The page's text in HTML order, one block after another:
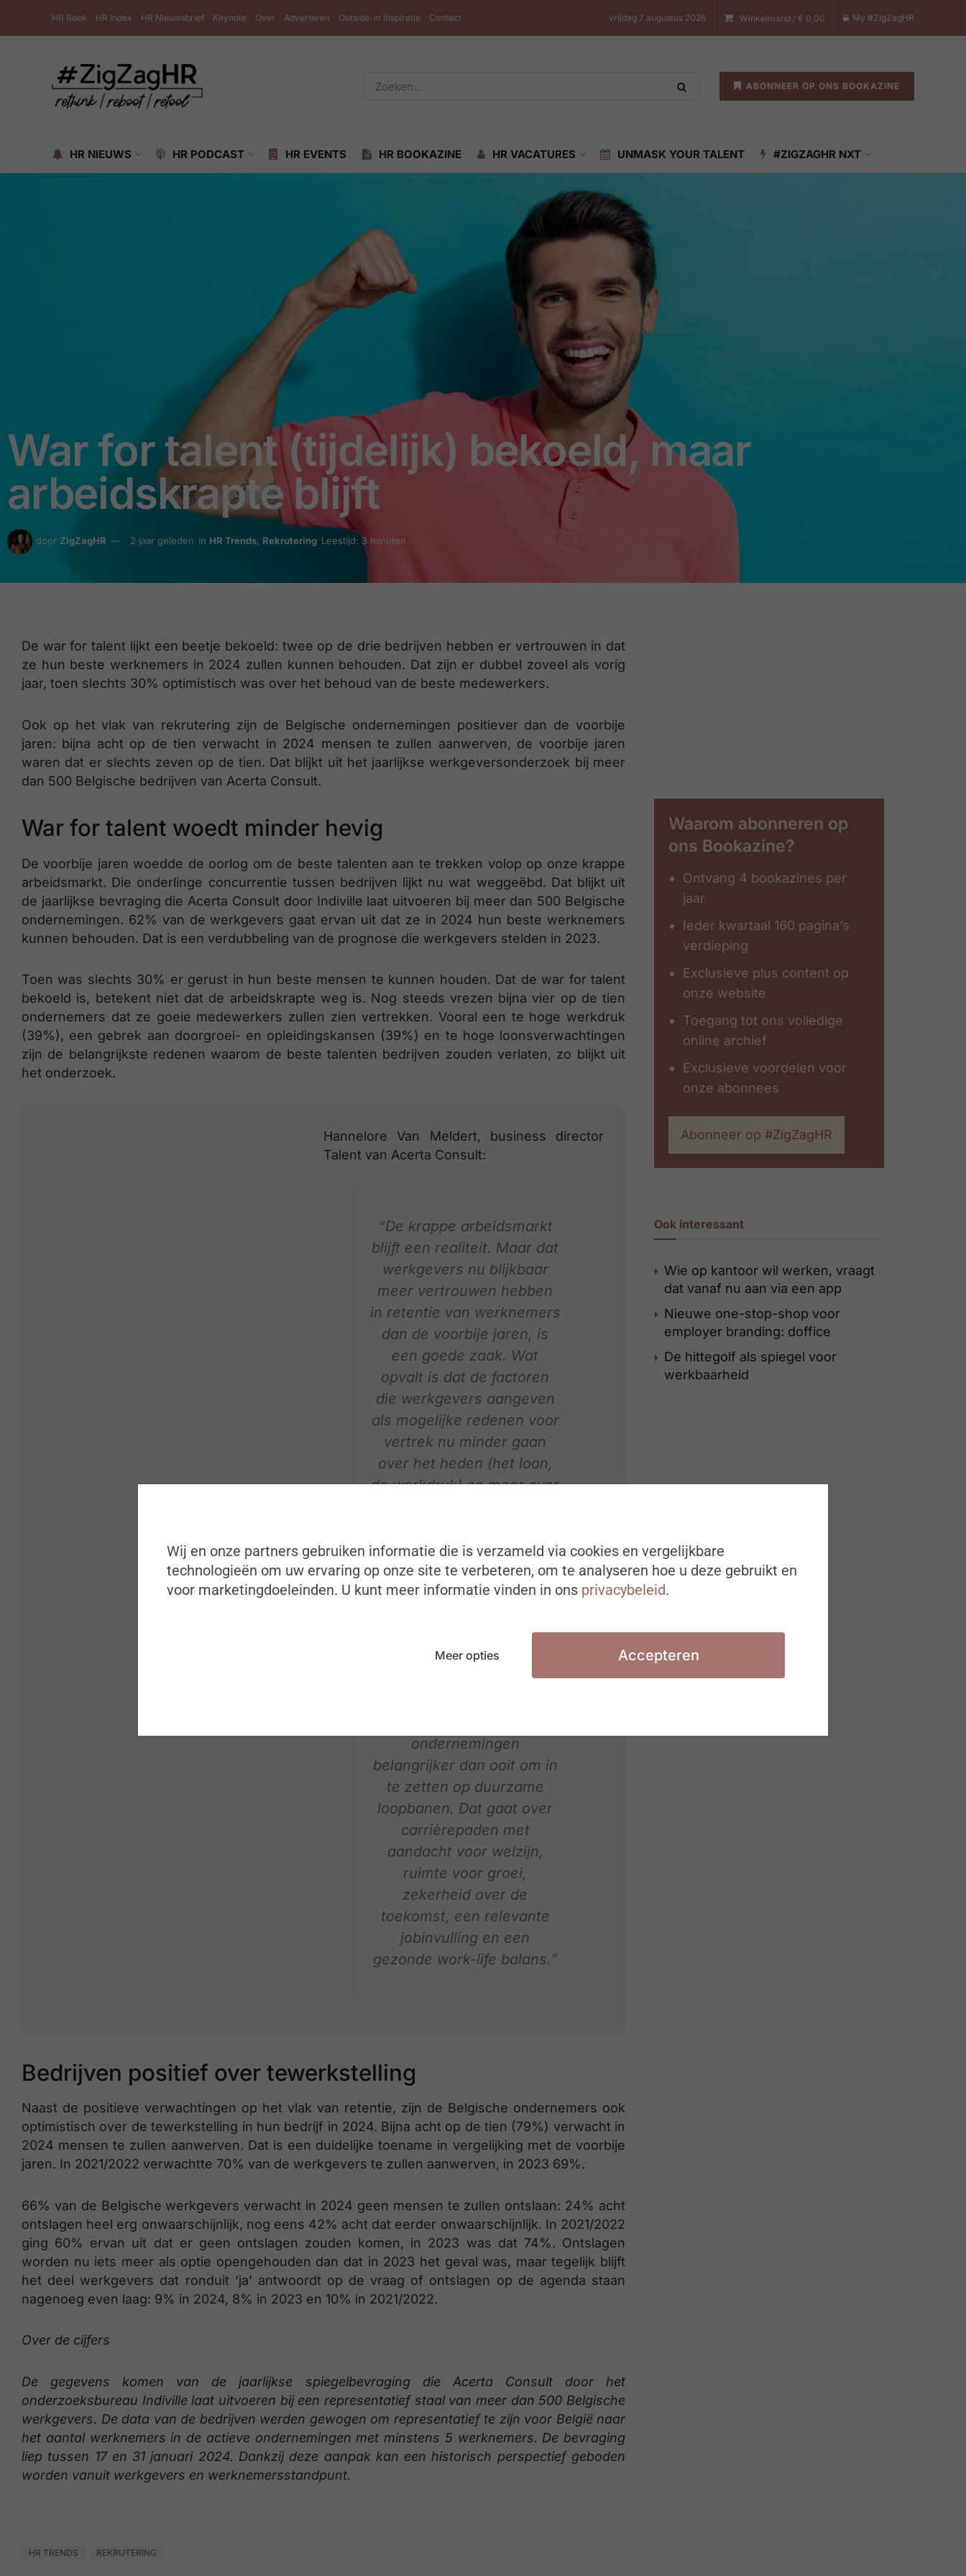
HR Boek HR Index HR Nieuwsbrief Keynote Over Adverteren Outside-in Inspiratie Contact vrijdag 7 augustus 2026 Winkelmand / € 0,00 My #ZigZagHR
ABONNEER OP ONS BOOKAZINE
HR NIEUWS HR PODCAST HR EVENTS HR BOOKAZINE HR VACATURES UNMASK YOUR TALENT #ZIGZAGHR NXT
War for talent (tijdelijk) bekoeld, maar
arbeidskrapte blijft
door ZigZagHR 2 jaar geleden in HR Trends, Rekrutering Leestijd: 3 minuten
De war for talent lijkt een beetje bekoeld: twee op de drie bedrijven hebben er vertrouwen in dat
ze hun beste werknemers in 2024 zullen kunnen behouden. Dat zijn er dubbel zoveel als vorig
jaar, toen slechts 30% optimistisch was over het behoud van de beste medewerkers.
Ook op het vlak van rekrutering zijn de Belgische ondernemingen positiever dan de voorbije
jaren: bijna acht op de tien verwacht in 2024 mensen te zullen aanwerven, de voorbije jaren
waren dat er slechts zeven op de tien. Dat blijkt uit het jaarlijkse werkgeversonderzoek bij meer
dan 500 Belgische bedrijven van Acerta Consult.
War for talent woedt minder hevig
De voorbije jaren woedde de oorlog om de beste talenten aan te trekken volop op onze krappe
arbeidsmarkt. Die onderlinge concurrentie tussen bedrijven lijkt nu wat weggeëbd. Dat blijkt uit
de jaarlijkse bevraging die Acerta Consult door Indiville laat uitvoeren bij meer dan 500 Belgische
ondernemingen. 62% van de werkgevers gaat ervan uit dat ze in 2024 hun beste werknemers
kunnen behouden. Dat is een verdubbeling van de prognose die werkgevers stelden in 2023.
Toen was slechts 30% er gerust in hun beste mensen te kunnen houden. Dat de war for talent
bekoeld is, betekent niet dat de arbeidskrapte weg is. Nog steeds vrezen bijna vier op de tien
ondernemers dat ze goeie medewerkers zullen zien vertrekken. Vooral een te hoge werkdruk
(39%), een gebrek aan doorgroei- en opleidingskansen (39%) en te hoge loonsverwachtingen
zijn de belangrijkste redenen waarom de beste talenten bedrijven zouden verlaten, zo blijkt uit
het onderzoek.
Hannelore Van Meldert, business director
Talent van Acerta Consult:
“De krappe arbeidsmarkt
blijft een realiteit. Maar dat
werkgevers nu blijkbaar
meer vertrouwen hebben
in retentie van werknemers
dan de voorbije jaren, is
een goede zaak. Wat
opvalt is dat de factoren
die werkgevers aangeven
als mogelijke redenen voor
vertrek nu minder gaan
over het heden (het loon,
de werkdruk) en meer over
voor de werknemer,
vertrouwen dat het goed
blijft gaan in de
dus over welke toekomst
de organisatie voor
zichzelf ziet en hoe ze de
ondernemingen
belangrijker dan ooit om in
te zetten op duurzame
loopbanen. Dat gaat over
carrièrepaden met
aandacht voor welzijn,
ruimte voor groei,
zekerheid over de
toekomst, een relevante
jobinvulling en een
gezonde work-life balans.”
Bedrijven positief over tewerkstelling
Naast de positieve verwachtingen op het vlak van retentie, zijn de Belgische ondernemers ook
optimistisch over de tewerkstelling in hun bedrijf in 2024. Bijna acht op de tien (79%) verwacht in
2024 mensen te zullen aanwerven. Dat is een duidelijke toename in vergelijking met de voorbije
jaren. In 2021/2022 verwachtte 70% van de werkgevers te zullen aanwerven, in 2023 69%.
66% van de Belgische werkgevers verwacht in 2024 geen mensen te zullen ontslaan: 24% acht
ontslagen heel erg onwaarschijnlijk, nog eens 42% acht dat eerder onwaarschijnlijk. In 2021/2022
ging 60% ervan uit dat er geen ontslagen zouden komen, in 2023 was dat 74%. Ontslagen
worden nu iets meer als optie opengehouden dan dat in 2023 het geval was, maar tegelijk blijft
het deel werkgevers dat ronduit ‘ja’ antwoordt op de vraag of ontslagen op de agenda staan
nagenoeg even laag: 9% in 2024, 8% in 2023 en 10% in 2021/2022.
Over de cijfers
De gegevens komen van de jaarlijkse spiegelbevraging die Acerta Consult door het
onderzoeksbureau Indiville laat uitvoeren bij een representatief staal van meer dan 500 Belgische
werkgevers. De data van de bedrijven werden gewogen om representatief te zijn voor België naar
het aantal werknemers in de actieve ondernemingen met minstens 5 werknemers. De bevraging
liep tussen 17 en 31 januari 2024. Dankzij deze aanpak kan een historisch perspectief geboden
worden vanuit werkgevers en werknemersstandpunt.
HR TRENDS REKRUTERING
Waarom abonneren op
ons Bookazine?
Ontvang 4 bookazines per
jaar
Ieder kwartaal 160 pagina’s
verdieping
Exclusieve plus content op
onze website
Toegang tot ons volledige
online archief
Exclusieve voordelen voor
onze abonnees
Abonneer op #ZigZagHR
Ook interessant
Wie op kantoor wil werken, vraagt
dat vanaf nu aan via een app
Nieuwe one-stop-shop voor
employer branding: doffice
De hittegolf als spiegel voor
werkbaarheid
Wij en onze partners gebruiken informatie die is verzameld via cookies en vergelijkbare
technologieën om uw ervaring op onze site te verbeteren, om te analyseren hoe u deze gebruikt en
voor marketingdoeleinden. U kunt meer informatie vinden in ons privacybeleid.
Meer opties Accepteren